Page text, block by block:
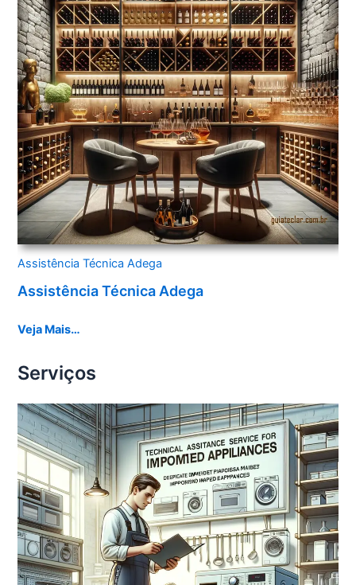
Assistência Técnica Adega
Assistência Técnica Adega
Veja Mais…
Serviços